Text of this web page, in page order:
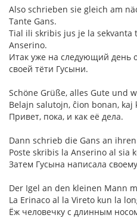
Also schrieben sie gleich am
Tante Gans.
Tial ili skribis jus je la
Anserino.
Итак уже на следующий день
своей тёти Гусыни.
Schöne Grüße, alles Gute und
Belajn salutojn, ĉion bonan, kaj
Привет, пока, и как её дела.
Dann schrieb die Gans an
Poste skribis la Anserino al sia
Затем Гусына написала
Der Igel an den kleinen Mann
La Erinaco al la Vireto kun la
Ёж человечку с длинным